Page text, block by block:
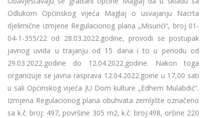
Odlukom Općinskog vijeća Maglaj o usvajanju Nacrta
djelimične izmjene Regulacionog plana „Misurići“, broj 01-
04-1-355/22 od 28.03.2022.godine, provodi se postupak
javnog uvida u trajanju od 15 dana i to u periodu od
29.03.2022.godine do 12.04.2022.godine. Nakon toga
organizuje se javna rasprava 12.04.2022.goine u 17,00 sati
u sali Općinskog vijeća JU Dom kulture „Edhem Mulabdić“.
Izmjena Regulacionog plana obuhvata zemljište označeno
sa k.č. broj: 497, površine 305 m2, k.č. broj:498, oršine 220